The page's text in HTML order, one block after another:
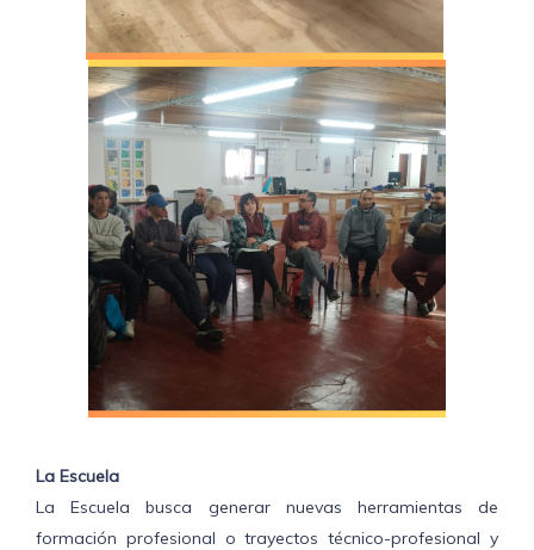
La Escuela
La Escuela busca generar nuevas herramientas de
formación profesional o trayectos técnico-profesional y